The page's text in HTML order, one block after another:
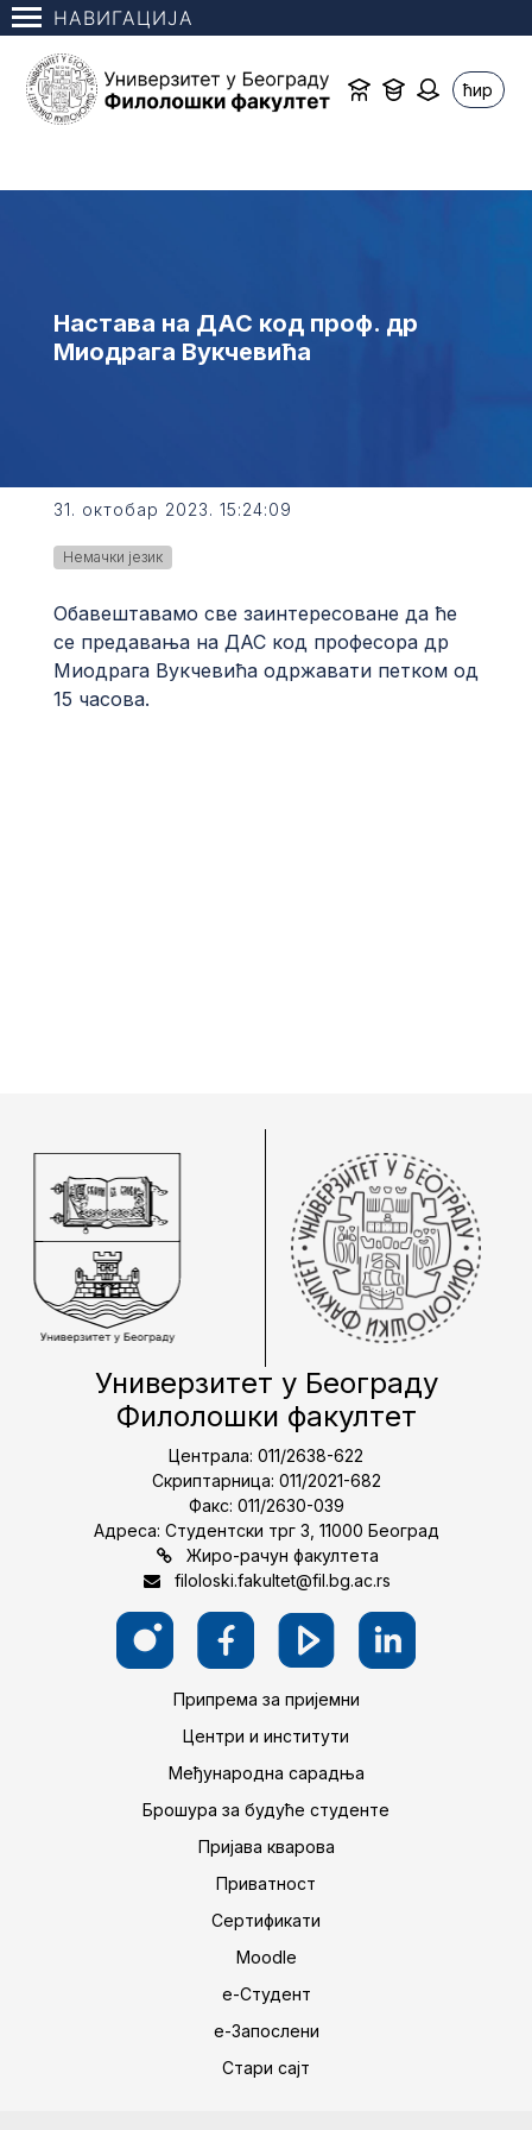
НАВИГАЦИЈА
ћир
Настава на ДАС код проф. др
Миодрага Вукчевића
31. октобар 2023. 15:24:09
Немачки језик
Обавештавамо све заинтересоване да ће
се предавања на ДАС код професора др
Миодрага Вукчевића одржавати петком од
15 часова.
Универзитет у Београду
Филолошки факултет
Централа: 011/2638-622
Скриптарница: 011/2021-682
Факс: 011/2630-039
Адреса: Студентски трг 3, 11000 Београд
Жиро-рачун факултета
filoloski.fakultet@fil.bg.ac.rs
Припрема за пријемни
Центри и институти
Међународна сарадња
Брошура за будуће студенте
Пријава кварова
Приватност
Сертификати
Moodle
е-Студент
е-Запослени
Стари сајт